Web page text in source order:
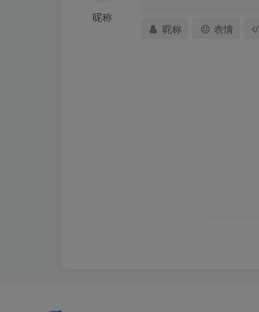
昵称
昵称 表情